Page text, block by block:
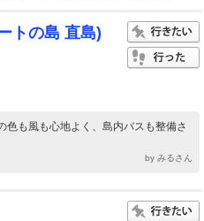
トの島 直島)
色も風も心地よく、島内バスも整備さ
by みるさん